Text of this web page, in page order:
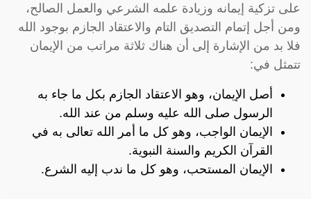
على تزكية إيمانه وزيادة علمه الشرعي والعمل الصالح،
ومن أجل إتمام التصديق التام والاعتقاد الجازم بوجود الله
فلا بد من الإشارة إلى أن هناك ثلاثة مراتب من الإيمان
تتمثل في:
أصل الإيمان، وهو الاعتقاد الجازم بكل ما جاء به
الرسول صلى الله عليه وسلم من عند الله.
الإيمان الواجب، وهو كل ما أمر الله تعالى به في
القرآن الكريم والسنة النبوية.
الإيمان المستحب، وهو كل ما ندب إليه الشرع.